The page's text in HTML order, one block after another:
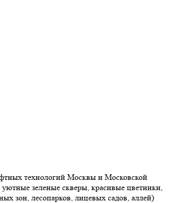
технологий Москвы и Московской
зеленые скверы, красивые цветники,
зон, лесопарков, лицевых садов, аллей)